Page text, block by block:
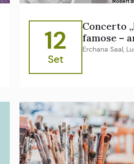
12
Set
Concerto
famose –
Erchana Saal,